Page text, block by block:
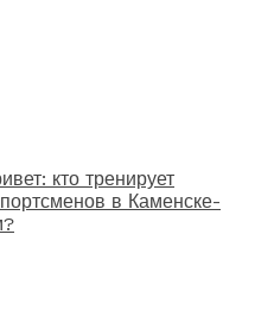
кто тренирует
в Каменске-